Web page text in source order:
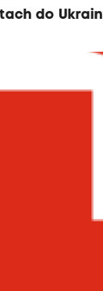
do